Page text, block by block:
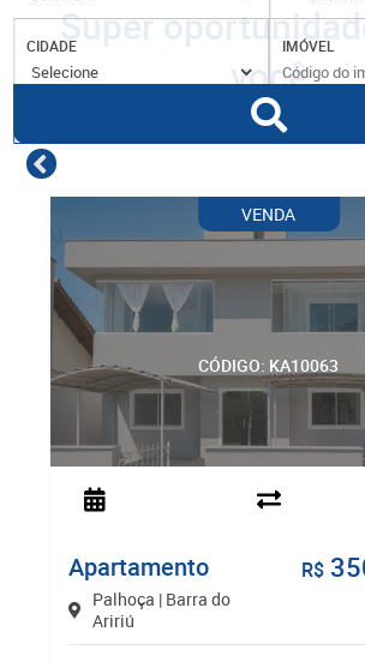
CIDADE IMÓVEL
Super oportunidades para
você
CÓDIGO: KA10063
VENDA
Apartamento
Palhoça | Barra do
Aririú
R$